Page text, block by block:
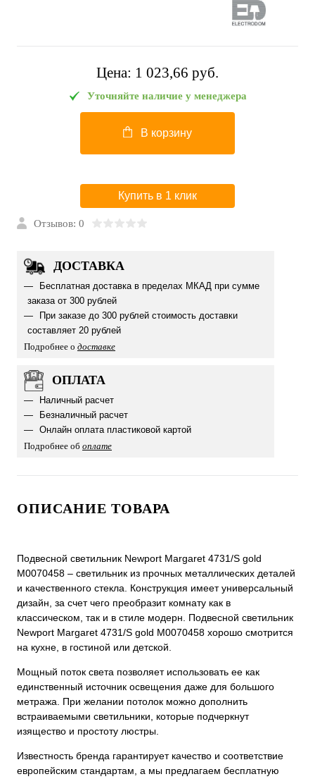
Цена: 1 023,66 pуб.
Уточняйте наличие у менеджера
В корзину
Купить в 1 клик
Отзывов: 0
ДОСТАВКА
Бесплатная доставка в пределах МКАД при сумме
заказа от 300 рублей
При заказе до 300 рублей стоимость доставки
составляет 20 рублей
Подробнее о доставке
ОПЛАТА
Наличный расчет
Безналичный расчет
Онлайн оплата пластиковой картой
Подробнее об оплате
ОПИСАНИЕ ТОВАРА
Подвесной светильник Newport Margaret 4731/S gold
М0070458 – светильник из прочных металлических деталей
и качественного стекла. Конструкция имеет универсальный
дизайн, за счет чего преобразит комнату как в
классическом, так и в стиле модерн. Подвесной светильник
Newport Margaret 4731/S gold М0070458 хорошо смотрится
на кухне, в гостиной или детской.
Мощный поток света позволяет использовать ее как
единственный источник освещения даже для большого
метража. При желании потолок можно дополнить
встраиваемыми светильники, которые подчеркнут
изящество и простоту люстры.
Известность бренда гарантирует качество и соответствие
европейским стандартам, а мы предлагаем бесплатную